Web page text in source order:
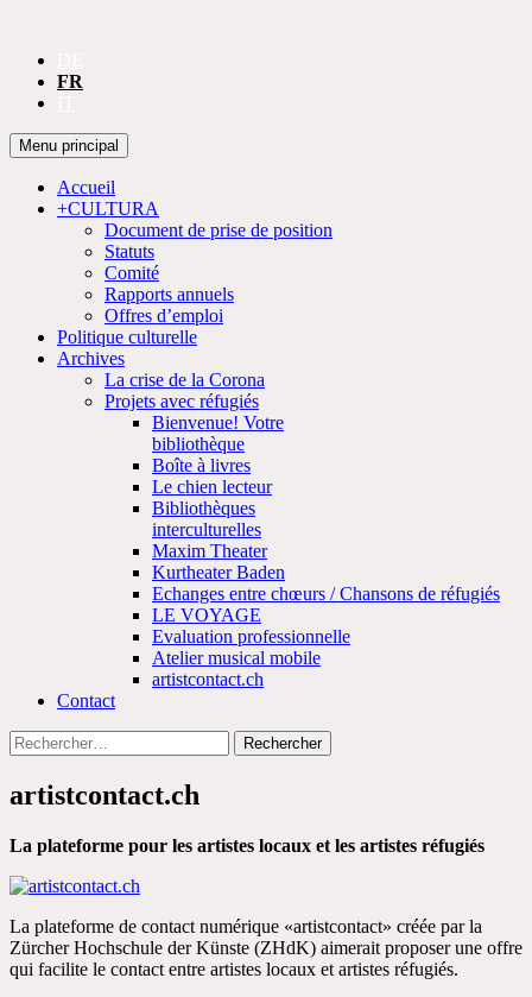
FR
CULTURA
Recherche
Menu principal Aller
au
Accueil
+CULTURA
Document de prise de position
Statuts
Comité
Rapports annuels
Offres d’emploi
Politique culturelle
Archives
La crise de la Corona
Projets avec réfugiés
Bienvenue! Votre
bibliothèque
Boîte à livres
Le chien lecteur
Bibliothèques
interculturelles
Maxim Theater
Kurtheater Baden
Echanges entre chœurs / Chansons de réfugiés
LE VOYAGE
Evaluation professionnelle
Atelier musical mobile
artistcontact.ch
Contact
Rechercher :
artistcontact.ch
La plateforme pour les artistes locaux et les artistes réfugiés
La plateforme de contact numérique «artistcontact» créée par la
Zürcher Hochschule der Künste (ZHdK) aimerait proposer une offre
qui facilite le contact entre artistes locaux et artistes réfugiés.